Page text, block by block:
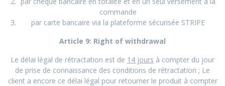
commande
par carte bancaire via la plateforme sécurisée STRIPE
Article 9: Right of withdrawal
Le délai légal de rétractation est de 14 jours à compter du jour
de prise de connaissance des conditions de rétractation ; Le
client a encore ce délai légal pour retourner le produit à compter